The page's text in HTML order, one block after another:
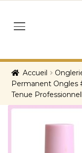
navigation
content
menu
Accueil
Permanent Ongles
Tenue